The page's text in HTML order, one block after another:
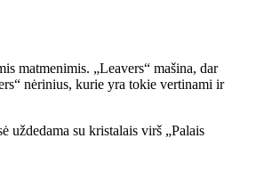
matmenimis. „Leavers“ mašina, dar
nėrinius, kurie yra tokie vertinami ir
uždedama su kristalais virš „Palais